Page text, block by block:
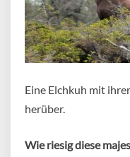
Eine Elchkuh mit
herüber.
Wie riesig diese